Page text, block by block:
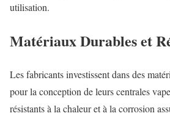
utilisation.
Matériaux Durables et
Les fabricants investissent dans des
pour la conception de leurs centrales
résistants à la chaleur et à la corrosion